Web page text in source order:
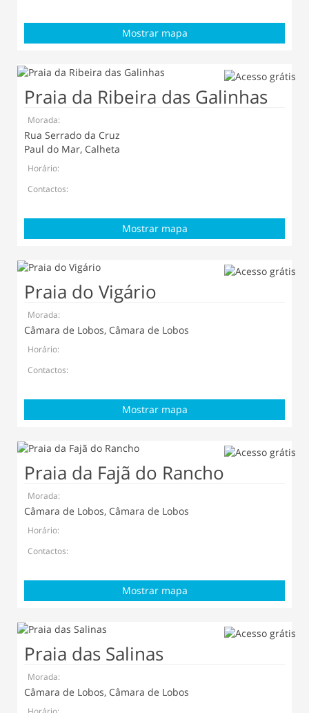
Mostrar mapa
Praia da Ribeira das Galinhas
Morada:
Rua Serrado da Cruz
Paul do Mar, Calheta
Horário:
Contactos:
Mostrar mapa
Praia do Vigário
Morada:
Câmara de Lobos, Câmara de Lobos
Horário:
Contactos:
Mostrar mapa
Praia da Fajã do Rancho
Morada:
Câmara de Lobos, Câmara de Lobos
Horário:
Contactos:
Mostrar mapa
Praia das Salinas
Morada:
Câmara de Lobos, Câmara de Lobos